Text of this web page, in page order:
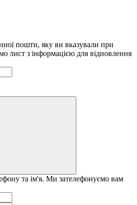
пошти, яку ви вказували при
лист з інформацією для відновлення
та ім'я. Ми зателефонуємо вам